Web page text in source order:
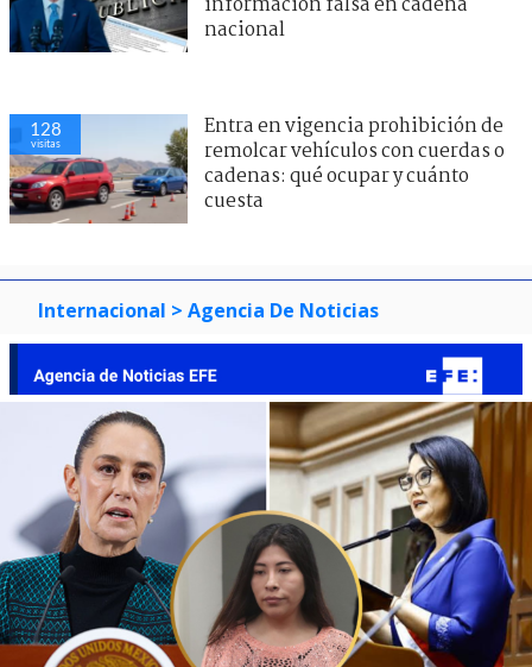
nacional
128
visitas
Entra en vigencia prohibición de
remolcar vehículos con cuerdas o
cadenas: qué ocupar y cuánto
cuesta
Internacional > Agencia De Noticias